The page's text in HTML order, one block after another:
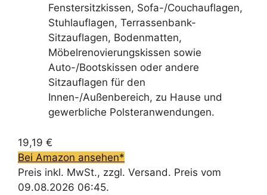
Fenstersitzkissen, Sofa-/Couchauflagen,
Stuhlauflagen, Terrassenbank-
Sitzauflagen, Bodenmatten,
Möbelrenovierungskissen sowie
Auto-/Bootskissen oder andere
Sitzauflagen für den
Innen-/Außenbereich, zu Hause und
gewerbliche Polsteranwendungen.
19,19 €
Bei Amazon ansehen*
Preis inkl. MwSt., zzgl. Versand. Preis vom
09.08.2026 06:45.